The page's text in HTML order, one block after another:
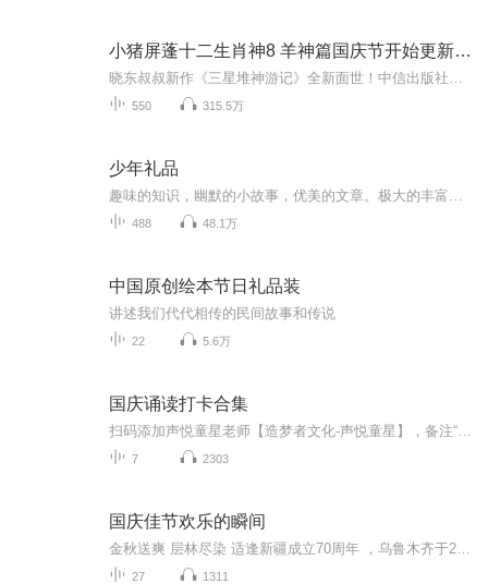
小猪屏蓬十二生肖神8 羊神篇国庆节开始更新啦！
550 315.5万
少年礼品
488 48.1万
中国原创绘本节日礼品装
讲述我们代代相传的民间故事和传说
22 5.6万
国庆诵读打卡合集
7 2303
国庆佳节欢乐的瞬间
27 1311